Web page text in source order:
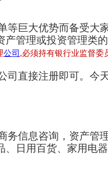
巨大优势而备受大
管理或投资管理类的
公司 ,必须持有银行业监督委
司直接注册即可。 今
信息咨询，资产管
日用百货、家用电